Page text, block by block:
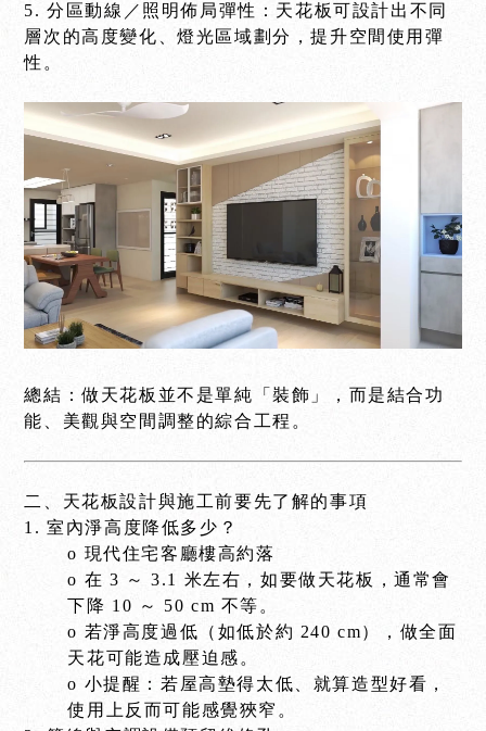
5. 分區動線／照明佈局彈性：天花板可設計出不同
層次的高度變化、燈光區域劃分，提升空間使用彈
性。
總結：做天花板並不是單純「裝飾」，而是結合功
能、美觀與空間調整的綜合工程。
二、天花板設計與施工前要先了解的事項
1. 室內淨高度降低多少？
o 現代住宅客廳樓高約落
o 在 3 ～ 3.1 米左右，如要做天花板，通常會
下降 10 ～ 50 cm 不等。
o 若淨高度過低（如低於約 240 cm），做全面
天花可能造成壓迫感。
o 小提醒：若屋高墊得太低、就算造型好看，
使用上反而可能感覺狹窄。